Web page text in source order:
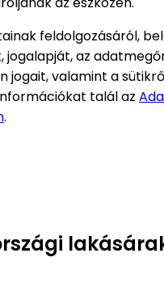
feldolgozásáról,
jogalapját, az
jogait, valamint a
talál az
.